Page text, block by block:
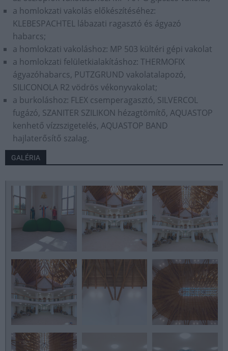
a homlokzati vakolás előkészítéséhez:
KLEBESPACHTEL lábazati ragasztó és ágyazó
habarcs;
a homlokzati vakoláshoz: MP 503 kültéri gépi vakolat
a homlokzati felületkialakításhoz: THERMOFIX
ágyazóhabarcs, PUTZGRUND vakolatalapozó,
SILICONOLA R2 vödrös vékonyvakolat;
a burkoláshoz: FLEX csemperagasztó, SILVERCOL
fugázó, SZANITER SZILIKON hézagtömítő, AQUASTOP
kenhető vízzszigetelés, AQUASTOP BAND
hajlaterősítő szalag.
GALÉRIA